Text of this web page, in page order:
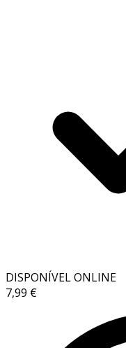
DISPONÍVEL ONLINE
7,99 €